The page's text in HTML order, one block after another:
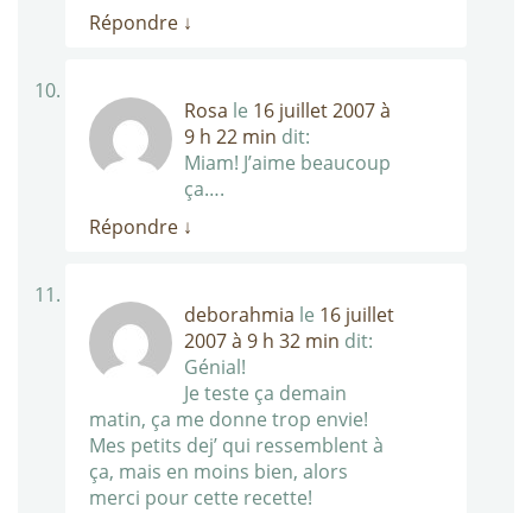
Répondre ↓
Rosa le 16 juillet 2007 à
9 h 22 min dit:
Miam! J’aime beaucoup
ça….
Répondre ↓
deborahmia le 16 juillet
2007 à 9 h 32 min dit:
Génial!
Je teste ça demain
matin, ça me donne trop envie!
Mes petits dej’ qui ressemblent à
ça, mais en moins bien, alors
merci pour cette recette!